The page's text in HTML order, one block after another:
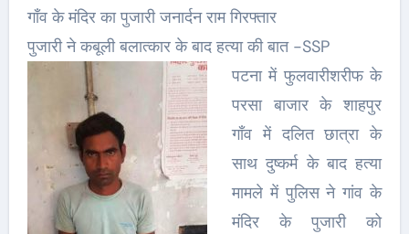
गाँव के मंदिर का पुजारी जनार्दन राम गिरफ्तार
पुजारी ने कबूली बलात्कार के बाद हत्या की बात -SSP
पटना में फुलवारीशरीफ के
परसा बाजार के शाहपुर
गाँव में दलित छात्रा के
साथ दुष्कर्म के बाद हत्या
मामले में पुलिस ने गांव के
मंदिर के पुजारी को